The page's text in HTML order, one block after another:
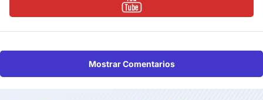
Mostrar Comentarios